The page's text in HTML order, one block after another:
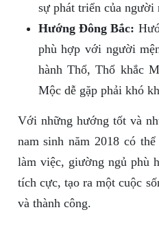
sự phát triển của người
Hướng Đông Bắc:
phù hợp với người
hành Thổ, Thổ khắc
Mộc dễ gặp phải khó
Với những hướng tốt và
nam sinh năm 2018 có
làm việc, giường ngủ phù
tích cực, tạo ra một cuộc
và thành công.